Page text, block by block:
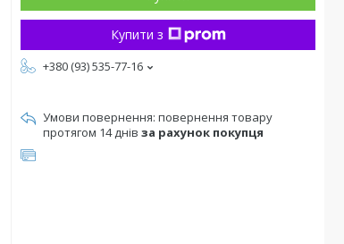
Купити з
+380 (93) 535-77-16
повернення товару
протягом 14 днів за рахунок покупця